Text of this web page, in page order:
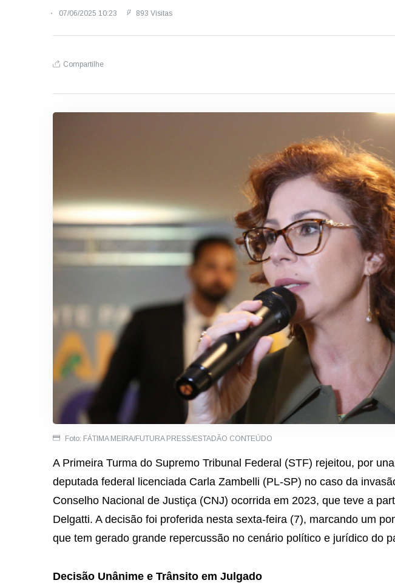
07/06/2025 10:23 893 Visitas
Compartilhe
Foto: FÁTIMA MEIRA/FUTURA PRESS/ESTADÃO CONTEÚDO
A Primeira Turma do Supremo Tribunal Federal (STF) rejeitou, por
deputada federal licenciada Carla Zambelli (PL-SP) no caso da
Conselho Nacional de Justiça (CNJ) ocorrida em 2023, que teve a
Delgatti. A decisão foi proferida nesta sexta-feira (7), marcando um
que tem gerado grande repercussão no cenário político e jurídico do
Decisão Unânime e Trânsito em Julgado